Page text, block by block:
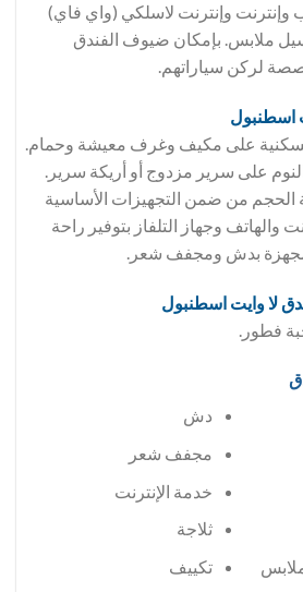
وإنترنت وإنترنت لاسلكي (واي فاي)
ملابس. بإمكان ضيوف الفندق
لركن سياراتهم.
اسطنبول
على مكيف وغرف معيشة وحمام.
على سرير مزدوج أو أريكة سرير.
الحجم من ضمن التجهيزات الأساسية
والهاتف وجهاز التلفاز بتوفير راحة
بدش ومجفف شعر.
لا وايت اسطنبول
فطور.
دش
مجفف شعر
خدمة الإنترنت
ثلاجة
تكييف